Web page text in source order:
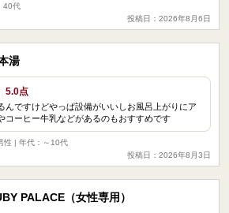
40代
投稿日：2026年8月6日
湯
5.0点
んですけどやっぱ設備がいいしお風呂上がりにア
コーヒー牛乳などがあるのもおすすめです
性 | 年代：～10代
投稿日：2026年8月3日
PALACE（女性専用）